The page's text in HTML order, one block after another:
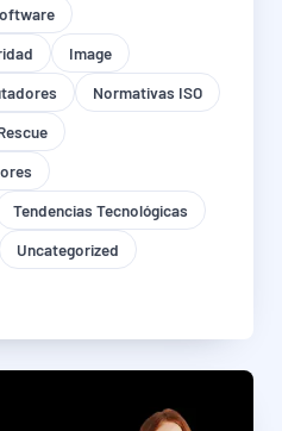
Image
Normativas ISO
Tendencias Tecnológicas
Uncategorized